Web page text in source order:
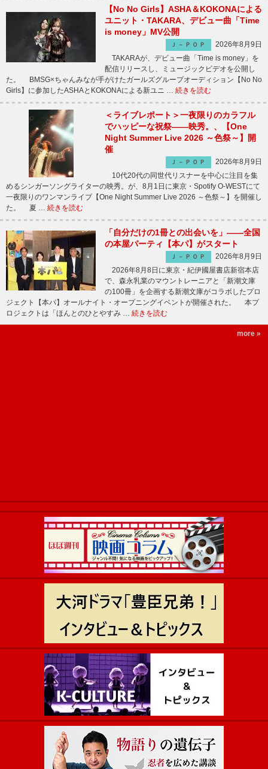
【No No Girls】ASHA＆KOKONAによる
ユニット・TAKARA、デビュー曲「Time
is money」MV公開
Ｊ－ＰＯＰ
2026年8月9日
TAKARAが、デビュー曲「Time is money」を
配信リリースし、ミュージックビデオを公開し
た。 BMSG×ちゃんみなが手がけたガールズグループオーディション【No No
Girls】に参加したASHAとKOKONAによる新ユニ … 続きを読む
＜ライブレポート＞一夜限りのカラフル
でハッピーな祝祭――映秀。、【One
Night Summer Live 2026 ～色祭～】開
催
Ｊ－ＰＯＰ
2026年8月9日
10代20代の同世代リスナーを中心に注目を集
めるシンガーソングライターの映秀。が、8月1日に東京・Spotify O-WESTにて
一夜限りのワンマンライブ【One Night Summer Live 2026 ～色祭～】を開催し
た。 夏 … 続きを読む
「自分だけの1冊との出会いを」――全国
の本屋パーティ【本パ】がスタート
Ｊ－ＰＯＰ
2026年8月9日
2026年8月8日に東京・紀伊國屋書店新宿本店
で、森永乳業のマウントレーニアと「新潮文庫
の100冊」を企画する新潮文庫がコラボしたプロ
ジェクト【本パ】オールナイト・オープニングイベントが開催された。 本プ
ロジェクトは「ほんとのひとやすみ … 続きを読む
more »